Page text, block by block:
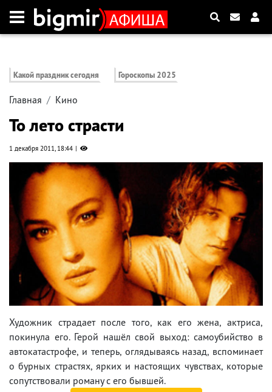
Какой праздник сегодня Гороскопы 2025
Главная Кино
То лето страсти
1 декабря 2011, 18:44
Художник страдает после того, как его жена, актриса,
покинула его. Герой нашёл свой выход: самоубийство в
автокатастрофе, и теперь, оглядываясь назад, вспоминает
о бурных страстях, ярких и настоящих чувствах, которые
сопутствовали роману с его бывшей.